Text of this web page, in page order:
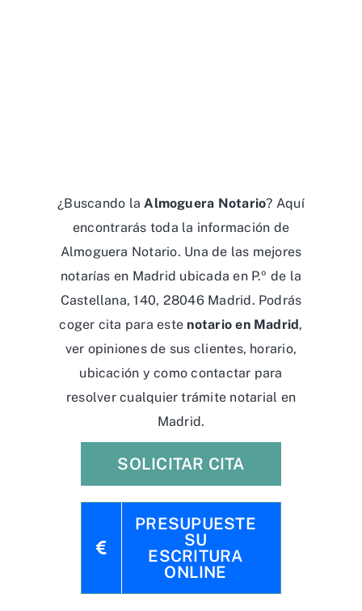
¿Buscando laAlmoguera Notario? Aquí
encontrarás toda la información de
Almoguera Notario. Una de las mejores
notarías en Madrid ubicada en P.º de la
Castellana, 140, 28046 Madrid. Podrás
coger cita para este notario en Madrid,
ver opiniones de sus clientes, horario,
ubicación y como contactar para
resolver cualquier trámite notarial en
Madrid.
SOLICITAR CITA
PRESUPUESTE
SU
ESCRITURA
ONLINE